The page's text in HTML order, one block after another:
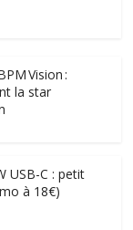
Vision :
la star
USB-C : petit
à 18€)